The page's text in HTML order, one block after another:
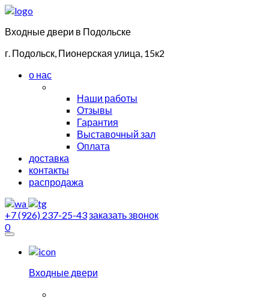
Входные двери в Подольске
г. Подольск, Пионерская улица, 15к2
о нас
Наши работы
Отзывы
Гарантия
Выставочный зал
Оплата
доставка
контакты
распродажа
+7 (926) 237-25-43заказать звонок
0
Входные двери